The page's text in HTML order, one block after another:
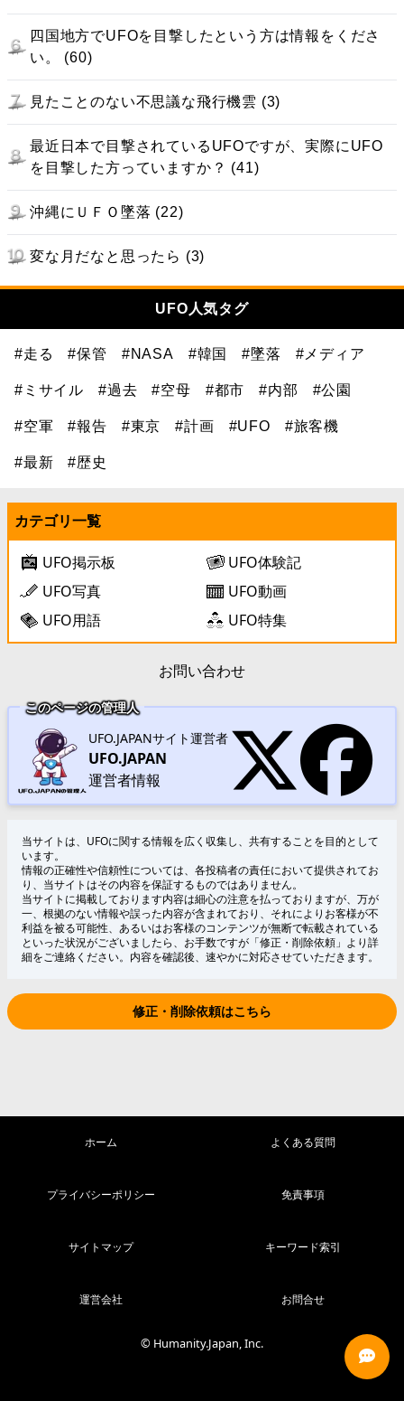
四国地方でUFOを目撃したという方は情報をくださ
い。 (60)
見たことのない不思議な飛行機雲 (3)
最近日本で目撃されているUFOですが、実際にUFO
を目撃した方っていますか？ (41)
沖縄にＵＦＯ墜落 (22)
変な月だなと思ったら (3)
UFO人気タグ
#走る #保管 #NASA #韓国 #墜落 #メディア
#ミサイル #過去 #空母 #都市 #内部 #公園
#空軍 #報告 #東京 #計画 #UFO #旅客機
#最新 #歴史
カテゴリ一覧
UFO掲示板
UFO体験記
UFO写真
UFO動画
UFO用語
UFO特集
お問い合わせ
このページの管理人
UFO.JAPANサイト運営者
UFO.JAPAN
運営者情報
当サイトは、UFOに関する情報を広く収集し、共有することを目的として
います。
情報の正確性や信頼性については、各投稿者の責任において提供されてお
り、当サイトはその内容を保証するものではありません。
当サイトに掲載しております内容は細心の注意を払っておりますが、万が
一、根拠のない情報や誤った内容が含まれており、それによりお客様が不
利益を被る可能性、あるいはお客様のコンテンツが無断で転載されている
といった状況がございましたら、お手数ですが「修正・削除依頼」より詳
細をご連絡ください。内容を確認後、速やかに対応させていただきます。
修正・削除依頼はこちら
ホーム よくある質問
プライバシーポリシー 免責事項
サイトマップ キーワード索引
運営会社 お問合せ
© Humanity.Japan, Inc.